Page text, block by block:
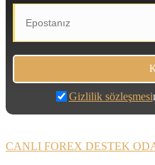
Gizlilik sözleşmesi
CANLI FOREX DESTEK